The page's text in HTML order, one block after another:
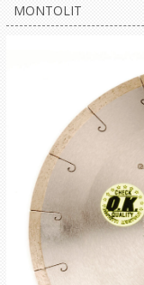
MONTOLIT